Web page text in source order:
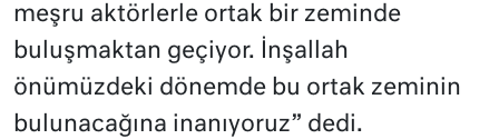
meşru aktörlerle ortak bir zeminde
buluşmaktan geçiyor. İnşallah
önümüzdeki dönemde bu ortak zeminin
bulunacağına inanıyoruz” dedi.